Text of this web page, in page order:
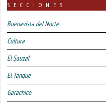
SECCIONES
Buenavista del Norte
Cultura
El Sauzal
El Tanque
Garachico